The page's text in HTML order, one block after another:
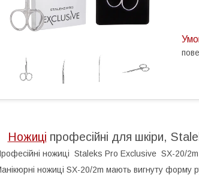
Ножиці професійні для шкіри,
ножиці Staleks Pro Exclusive SX-20/
ножиці SX-20/2m мають вигнуту форму